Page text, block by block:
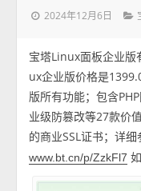
2024年12月6日
宝塔Linux面板企业版
ux企业版价格是
版所有功能；包含
业级防篡改等27款价
的商业SSL证书；详
www.bt.cn/p/ZzkFl7